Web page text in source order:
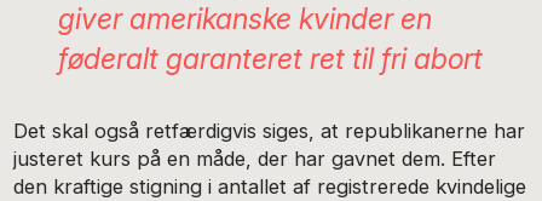
giver amerikanske kvinder en
føderalt garanteret ret til fri abort
Det skal også retfærdigvis siges, at republikanerne har
justeret kurs på en måde, der har gavnet dem. Efter
den kraftige stigning i antallet af registrerede kvindelige